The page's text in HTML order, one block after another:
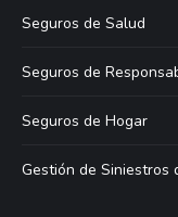
Seguros de Salud
Seguros de
Seguros de Hogar
Gestión de Siniestros